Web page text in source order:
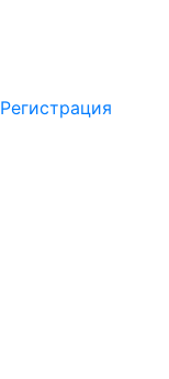
Регистрация